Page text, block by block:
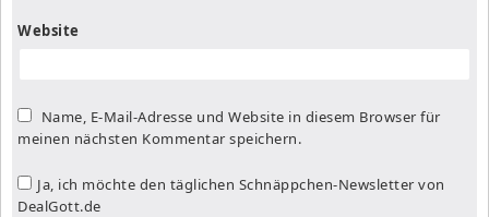
Website
Name, E-Mail-Adresse und Website in diesem Browser für
meinen nächsten Kommentar speichern.
Ja, ich möchte den täglichen Schnäppchen-Newsletter von
DealGott.de